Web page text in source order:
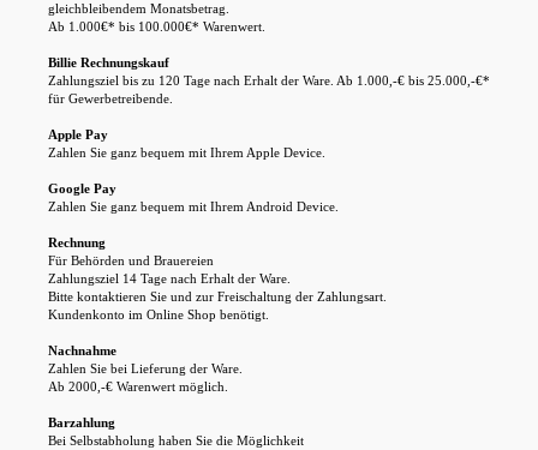
gleichbleibendem Monatsbetrag.
Ab 1.000€* bis 100.000€* Warenwert.
Billie Rechnungskauf
Zahlungsziel bis zu 120 Tage nach Erhalt der Ware. Ab 1.000,-€ bis 25.000,-€*
für Gewerbetreibende.
Apple Pay
Zahlen Sie ganz bequem mit Ihrem Apple Device.
Google Pay
Zahlen Sie ganz bequem mit Ihrem Android Device.
Rechnung
Für Behörden und Brauereien
Zahlungsziel 14 Tage nach Erhalt der Ware.
Bitte kontaktieren Sie und zur Freischaltung der Zahlungsart.
Kundenkonto im Online Shop benötigt.
Nachnahme
Zahlen Sie bei Lieferung der Ware.
Ab 2000,-€ Warenwert möglich.
Barzahlung
Bei Selbstabholung haben Sie die Möglichkeit
Diese Website verwendet Cookies, um Ihnen das beste Erlebnis auf unserer Website zu
bieten. Sie können auswählen, welche Cookie-Kategorien Sie zulassen möchten.
Funktional
Marketing
Cookie
Dieser
Schutz vor Cross-Site-Request-
bubisoft_cookie_consent
Shop
wishlist-enabled
Dieser
Shop
Wunschliste-Funktionalität
Alle ablehnen